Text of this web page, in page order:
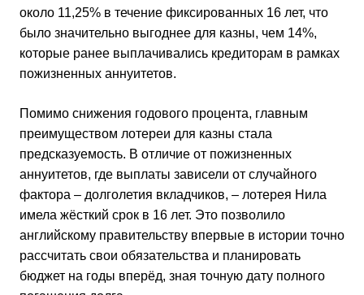
около 11,25% в течение фиксированных 16 лет, что
было значительно выгоднее для казны, чем 14%,
которые ранее выплачивались кредиторам в рамках
пожизненных аннуитетов.
Помимо снижения годового процента, главным
преимуществом лотереи для казны стала
предсказуемость. В отличие от пожизненных
аннуитетов, где выплаты зависели от случайного
фактора – долголетия вкладчиков, – лотерея Нила
имела жёсткий срок в 16 лет. Это позволило
английскому правительству впервые в истории точно
рассчитать свои обязательства и планировать
бюджет на годы вперёд, зная точную дату полного